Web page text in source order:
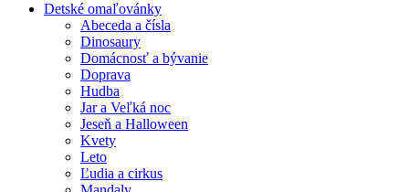
Detské omaľovánky
Abeceda a čísla
Dinosaury
Domácnosť a bývanie
Doprava
Hudba
Jar a Veľká noc
Jeseň a Halloween
Kvety
Leto
Ľudia a cirkus